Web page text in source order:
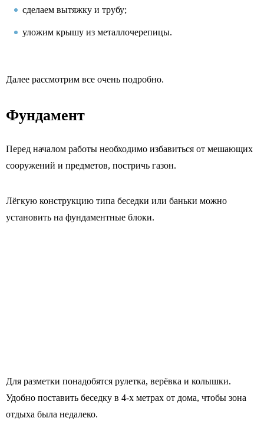
сделаем вытяжку и трубу;
уложим крышу из металлочерепицы.
Далее рассмотрим все очень подробно.
Фундамент
Перед началом работы необходимо избавиться от мешающих
сооружений и предметов, постричь газон.
Лёгкую конструкцию типа беседки или баньки можно
установить на фундаментные блоки.
Для разметки понадобятся рулетка, верёвка и колышки.
Удобно поставить беседку в 4-х метрах от дома, чтобы зона
отдыха была недалеко.